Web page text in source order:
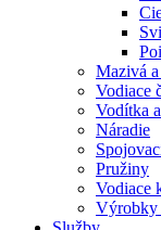
Mazivá a
Vodiace
Vodítka
Náradie
Pružiny
Vodiace
Výrobky